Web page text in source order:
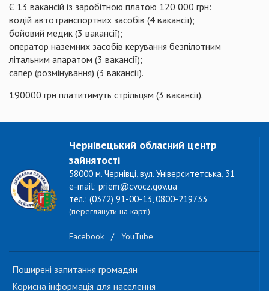
Є 13 вакансій із заробітною платою 120 000 грн:
водій автотранспортних засобів (4 вакансії);
бойовий медик (3 вакансії);
оператор наземних засобів керування безпілотним
літальним апаратом (3 вакансії);
сапер (розмінування) (3 вакансії).
190000 грн платитимуть стрільцям (3 вакансії).
Чернівецький обласний центр
зайнятості
58000 м. Чернівці, вул. Університетська, 31
e-mail: priem@cvocz.gov.ua
тел.: (0372) 91-00-13, 0800-219733
(переглянути на карті)
Facebook / YouTube
Поширені запитання громадян
Корисна інформація для населення